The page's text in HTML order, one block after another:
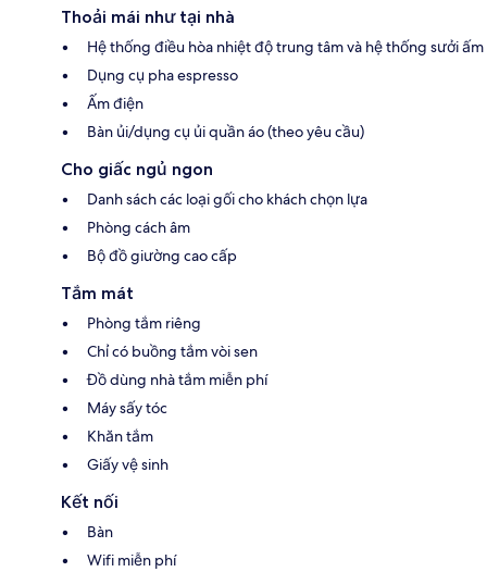
Thoải mái như tại nhà
Hệ thống điều hòa nhiệt độ trung tâm và hệ thống sưởi ấm
Dụng cụ pha espresso
Ấm điện
Bàn ủi/dụng cụ ủi quần áo (theo yêu cầu)
Cho giấc ngủ ngon
Danh sách các loại gối cho khách chọn lựa
Phòng cách âm
Bộ đồ giường cao cấp
Tắm mát
Phòng tắm riêng
Chỉ có buồng tắm vòi sen
Đồ dùng nhà tắm miễn phí
Máy sấy tóc
Khăn tắm
Giấy vệ sinh
Kết nối
Bàn
Wifi miễn phí